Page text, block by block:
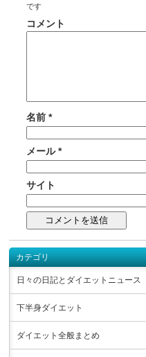
です
コメント
名前*
メール*
サイト
カテゴリ
日々の日記とダイエットニュース
下半身ダイエット
ダイエット全般まとめ